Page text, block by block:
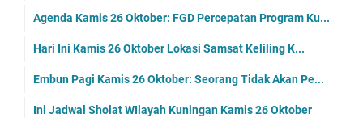
Agenda Kamis 26 Oktober: FGD Percepatan Program Ku...
Hari Ini Kamis 26 Oktober Lokasi Samsat Keliling K...
Embun Pagi Kamis 26 Oktober: Seorang Tidak Akan Pe...
Ini Jadwal Sholat WIlayah Kuningan Kamis 26 Oktober